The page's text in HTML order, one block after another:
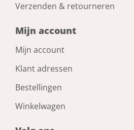
Verzenden & retourneren
Mijn account
Mijn account
Klant adressen
Bestellingen
Winkelwagen